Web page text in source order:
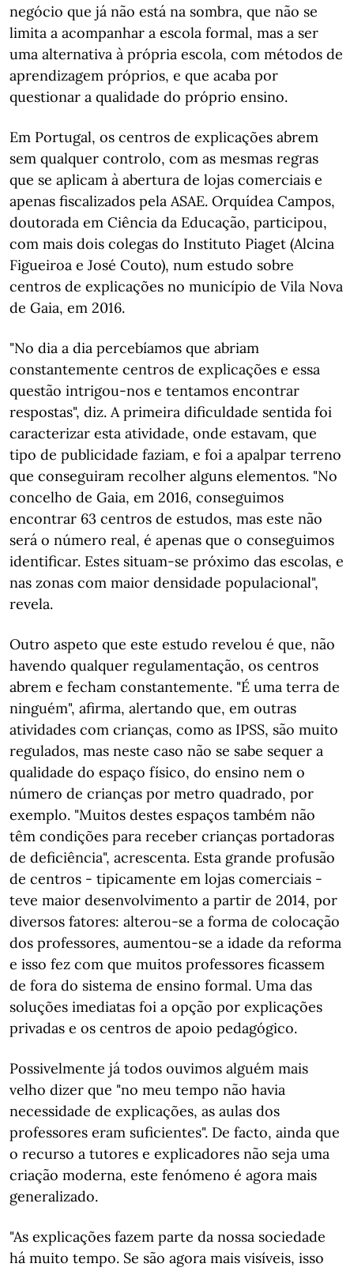
negócio que já não está na sombra, que não se
limita a acompanhar a escola formal, mas a ser
uma alternativa à própria escola, com métodos de
aprendizagem próprios, e que acaba por
questionar a qualidade do próprio ensino.
Em Portugal, os centros de explicações abrem
sem qualquer controlo, com as mesmas regras
que se aplicam à abertura de lojas comerciais e
apenas fiscalizados pela ASAE. Orquídea Campos,
doutorada em Ciência da Educação, participou,
com mais dois colegas do Instituto Piaget (Alcina
Figueiroa e José Couto), num estudo sobre
centros de explicações no município de Vila Nova
de Gaia, em 2016.
"No dia a dia percebíamos que abriam
constantemente centros de explicações e essa
questão intrigou-nos e tentamos encontrar
respostas", diz. A primeira dificuldade sentida foi
caracterizar esta atividade, onde estavam, que
tipo de publicidade faziam, e foi a apalpar terreno
que conseguiram recolher alguns elementos. "No
concelho de Gaia, em 2016, conseguimos
encontrar 63 centros de estudos, mas este não
será o número real, é apenas que o conseguimos
identificar. Estes situam-se próximo das escolas, e
nas zonas com maior densidade populacional",
revela.
Outro aspeto que este estudo revelou é que, não
havendo qualquer regulamentação, os centros
abrem e fecham constantemente. "É uma terra de
ninguém", afirma, alertando que, em outras
atividades com crianças, como as IPSS, são muito
regulados, mas neste caso não se sabe sequer a
qualidade do espaço físico, do ensino nem o
número de crianças por metro quadrado, por
exemplo. "Muitos destes espaços também não
têm condições para receber crianças portadoras
de deficiência", acrescenta. Esta grande profusão
de centros - tipicamente em lojas comerciais -
teve maior desenvolvimento a partir de 2014, por
diversos fatores: alterou-se a forma de colocação
dos professores, aumentou-se a idade da reforma
e isso fez com que muitos professores ficassem
de fora do sistema de ensino formal. Uma das
soluções imediatas foi a opção por explicações
privadas e os centros de apoio pedagógico.
Possivelmente já todos ouvimos alguém mais
velho dizer que "no meu tempo não havia
necessidade de explicações, as aulas dos
professores eram suficientes". De facto, ainda que
o recurso a tutores e explicadores não seja uma
criação moderna, este fenómeno é agora mais
generalizado.
"As explicações fazem parte da nossa sociedade
há muito tempo. Se são agora mais visíveis, isso